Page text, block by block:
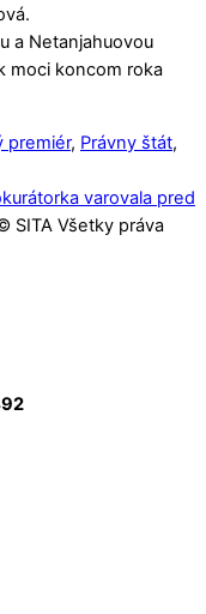
a Netanjahuovou
moci koncom roka
premiér, Právny štát,
varovala pred
SITA Všetky práva